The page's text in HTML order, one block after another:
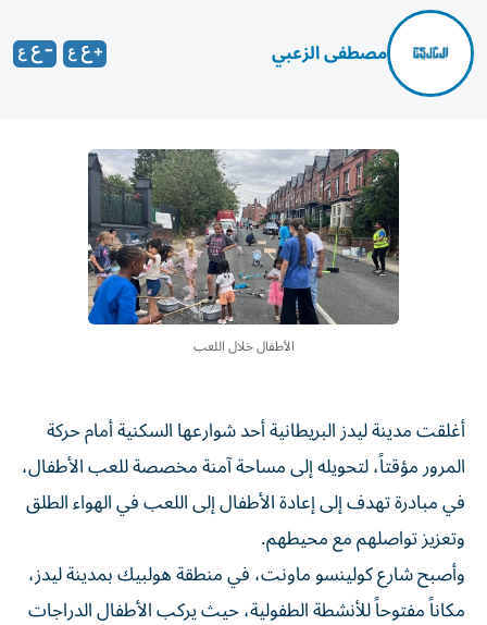
مصطفى الزعبي
الأطفال خلال اللعب
أغلقت مدينة ليدز البريطانية أحد شوارعها السكنية أمام حركة
المرور مؤقتاً، لتحويله إلى مساحة آمنة مخصصة للعب الأطفال،
في مبادرة تهدف إلى إعادة الأطفال إلى اللعب في الهواء الطلق
وتعزيز تواصلهم مع محيطهم.
وأصبح شارع كولينسو ماونت، في منطقة هولبيك بمدينة ليدز،
مكاناً مفتوحاً للأنشطة الطفولية، حيث يركب الأطفال الدراجات